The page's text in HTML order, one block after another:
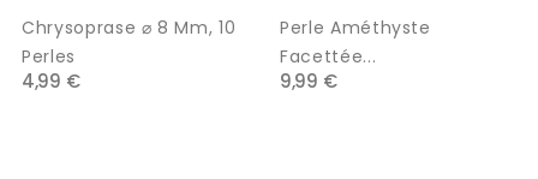
Chrysoprase ⌀ 8 Mm, 10
Perles
4,99 €
Perle Améthyste
Facettée...
9,99 €